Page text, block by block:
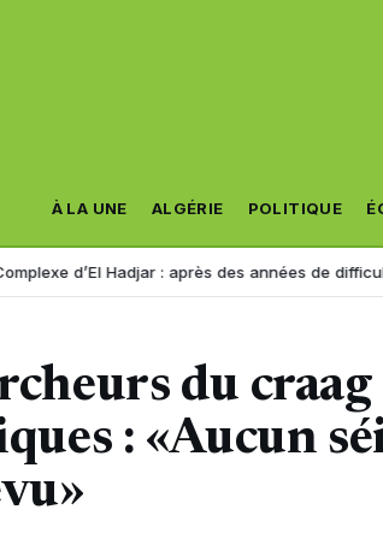
À LA UNE ALGÉRIE POLITIQUE
d’El Hadjar : après des années de difficultés, le
du
: «Aucun